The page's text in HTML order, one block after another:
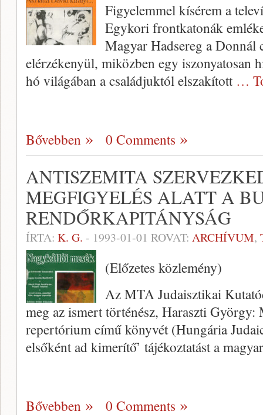
Figyelemmel kísérem a
Egykori frontkatonák
Magyar Hadsereg a
elérzékenyül, miközben egy iszonyatosan
hó világában a családjuktól elszakított …
Bővebben 0 Comments
ANTISZEMITA
MEGFIGYELÉS ALATT A
RENDŐRKAPITÁNYSÁG
ÍRTA: K. G. - 1993-01-01 ROVAT: ARCHÍVUM,
(Előzetes közlemény)
Az MTA Judaisztikai
meg az ismert történész, Haraszti György:
repertórium című könyvét (Hungária
elsőként ad kimerítő’ tájékoztatást a
Bővebben 0 Comments